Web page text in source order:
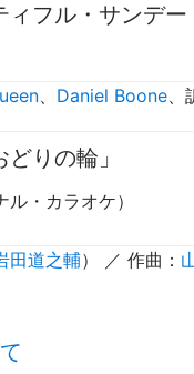
ィフル・サンデ
、 Daniel Boone、
りの輪」
ル・カラオケ）
田道之輔） ／ 作曲：